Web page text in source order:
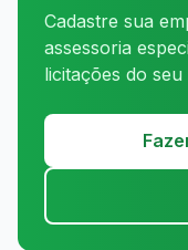
Cadastre sua
assessoria
licitações do seu